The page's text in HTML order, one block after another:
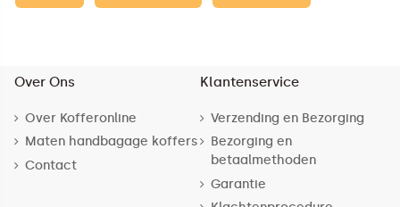
Over Ons
Over Kofferonline
Maten handbagage koffers
Contact
Klantenservice
Verzending en Bezorging
Bezorging en
betaalmethoden
Garantie